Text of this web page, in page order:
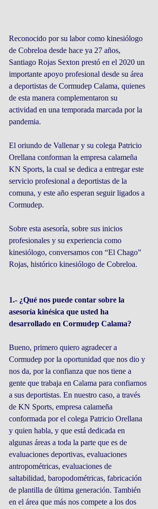
Reconocido por su labor como kinesiólogo
de Cobreloa desde hace ya 27 años,
Santiago Rojas Sexton prestó en el 2020 un
importante apoyo profesional desde su área
a deportistas de Cormudep Calama, quienes
de esta manera complementaron su
actividad en una temporada marcada por la
pandemia.
El oriundo de Vallenar y su colega Patricio
Orellana conforman la empresa calameña
KN Sports, la cual se dedica a entregar este
servicio profesional a deportistas de la
comuna, y este año esperan seguir ligados a
Cormudep.
Sobre esta asesoría, sobre sus inicios
profesionales y su experiencia como
kinesiólogo, conversamos con “El Chago”
Rojas, histórico kinesiólogo de Cobreloa.
1.- ¿Qué nos puede contar sobre la
asesoría kinésica que usted ha
desarrollado en Cormudep Calama?
Bueno, primero quiero agradecer a
Cormudep por la oportunidad que nos dio y
nos da, por la confianza que nos tiene a
gente que trabaja en Calama para confiarnos
a sus deportistas. En nuestro caso, a través
de KN Sports, empresa calameña
conformada por el colega Patricio Orellana
y quien habla, y que está dedicada en
algunas áreas a toda la parte que es de
evaluaciones deportivas, evaluaciones
antropométricas, evaluaciones de
saltabilidad, baropodométricas, fabricación
de plantilla de última generación. También
en el área que más nos compete a los dos